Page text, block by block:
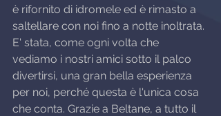
è rifornito di idromele ed è rimasto a
saltellare con noi fino a notte inoltrata.
E' stata, come ogni volta che
vediamo i nostri amici sotto il palco
divertirsi, una gran bella esperienza
per noi, perché questa è l'unica cosa
che conta. Grazie a Beltane, a tutto il